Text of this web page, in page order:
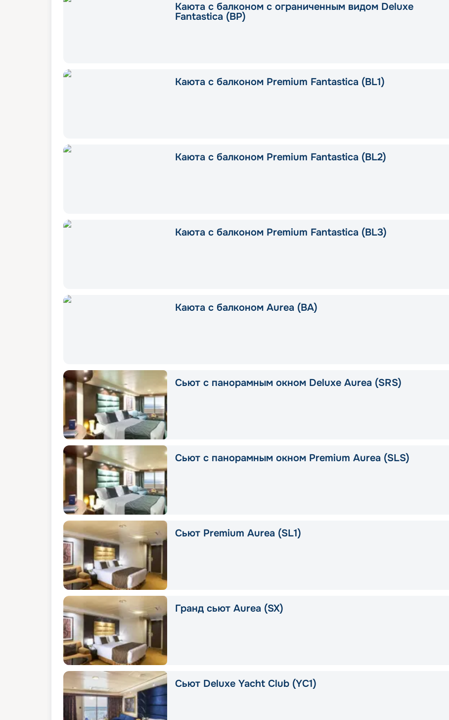
Каюта с балконом с ограниченным видом Deluxe
Fantastica (BP)
Каюта с балконом Premium Fantastica (BL1)
Каюта с балконом Premium Fantastica (BL2)
Каюта с балконом Premium Fantastica (BL3)
Каюта с балконом Aurea (BA)
Сьют с панорамным окном Deluxe Aurea (SRS)
Сьют с панорамным окном Premium Aurea (SLS)
Сьют Premium Aurea (SL1)
Гранд сьют Aurea (SX)
Сьют Deluxe Yacht Club (YC1)